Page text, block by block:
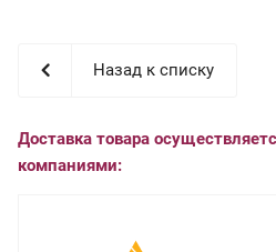
Назад к списку
Доставка товара
компаниями: